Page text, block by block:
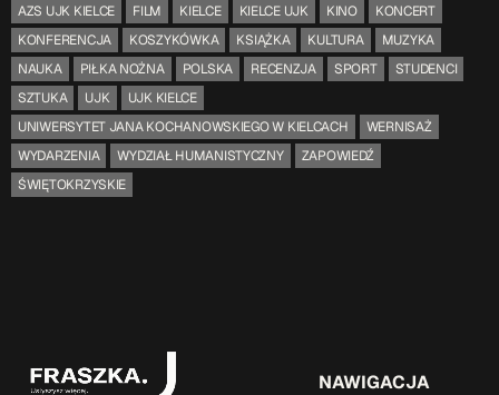
AZS UJK KIELCE FILM KIELCE KIELCE UJK KINO
KONCERT
KONFERENCJA
KOSZYKÓWKA KSIĄŻKA KULTURA
MUZYKA
NAUKA
PIŁKA NOŻNA POLSKA RECENZJA SPORT
STUDENCI
SZTUKA
UJK
UJK KIELCE
UNIWERSYTET JANA KOCHANOWSKIEGO W KIELCACH
WERNISAŻ
WYDARZENIA
WYDZIAŁ HUMANISTYCZNY
ZAPOWIEDŹ
ŚWIĘTOKRZYSKIE
NAWIGACJA